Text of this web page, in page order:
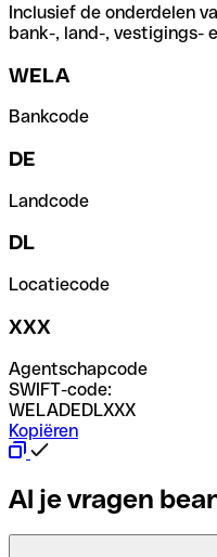
Inclusief de onderdelen
bank-, land-, vestigings-
WELA
Bankcode
DE
Landcode
DL
Locatiecode
XXX
Agentschapcode
SWIFT-code:
WELADEDLXXX
Kopiëren
Al je vragen